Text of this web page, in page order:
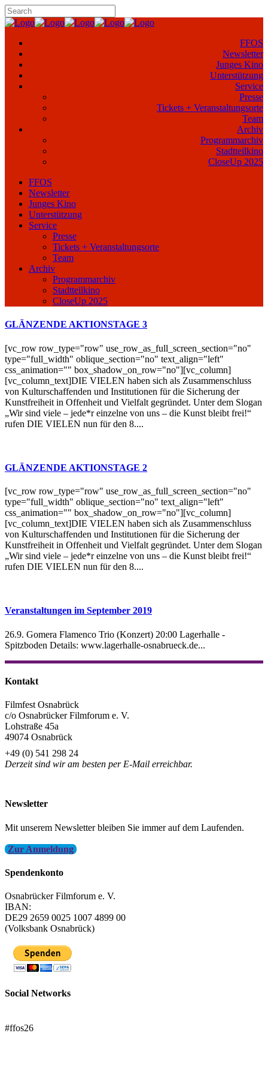
FFOS
Newsletter
Junges Kino
Unterstützung
Service
Presse
Tickets + Veranstaltungsorte
Team
Archiv
Programmarchiv
Stadtteilkino
CloseUp 2025
FFOS
Newsletter
Junges Kino
Unterstützung
Service
Presse
Tickets + Veranstaltungsorte
Team
Archiv
Programmarchiv
Stadtteilkino
CloseUp 2025
GLÄNZENDE AKTIONSTAGE 3
[vc_row row_type="row" use_row_as_full_screen_section="no"
type="full_width" oblique_section="no" text_align="left"
css_animation="" box_shadow_on_row="no"][vc_column]
[vc_column_text]DIE VIELEN haben sich als Zusammenschluss
von Kulturschaffenden und Institutionen für die Sicherung der
Kunstfreiheit in Offenheit und Vielfalt gegründet. Unter dem Slogan
„Wir sind viele – jede*r einzelne von uns – die Kunst bleibt frei!“
rufen DIE VIELEN nun für den 8....
GLÄNZENDE AKTIONSTAGE 2
[vc_row row_type="row" use_row_as_full_screen_section="no"
type="full_width" oblique_section="no" text_align="left"
css_animation="" box_shadow_on_row="no"][vc_column]
[vc_column_text]DIE VIELEN haben sich als Zusammenschluss
von Kulturschaffenden und Institutionen für die Sicherung der
Kunstfreiheit in Offenheit und Vielfalt gegründet. Unter dem Slogan
„Wir sind viele – jede*r einzelne von uns – die Kunst bleibt frei!“
rufen DIE VIELEN nun für den 8....
Veranstaltungen im September 2019
26.9. Gomera Flamenco Trio (Konzert) 20:00 Lagerhalle -
Spitzboden Details: www.lagerhalle-osnabrueck.de...
Kontakt
Filmfest Osnabrück
c/o Osnabrücker Filmforum e. V.
Lohstraße 45a
49074 Osnabrück
+49 (0) 541 298 24
Derzeit sind wir am besten per E-Mail erreichbar.
Newsletter
Mit unserem Newsletter bleiben Sie immer auf dem Laufenden.
Zur Anmeldung
Spendenkonto
Osnabrücker Filmforum e. V.
IBAN:
DE29 2659 0025 1007 4899 00
(Volksbank Osnabrück)
Social Networks
#ffos26